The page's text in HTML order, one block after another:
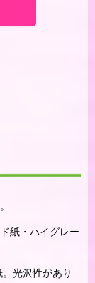
紙・ハイグレー
光沢性があり